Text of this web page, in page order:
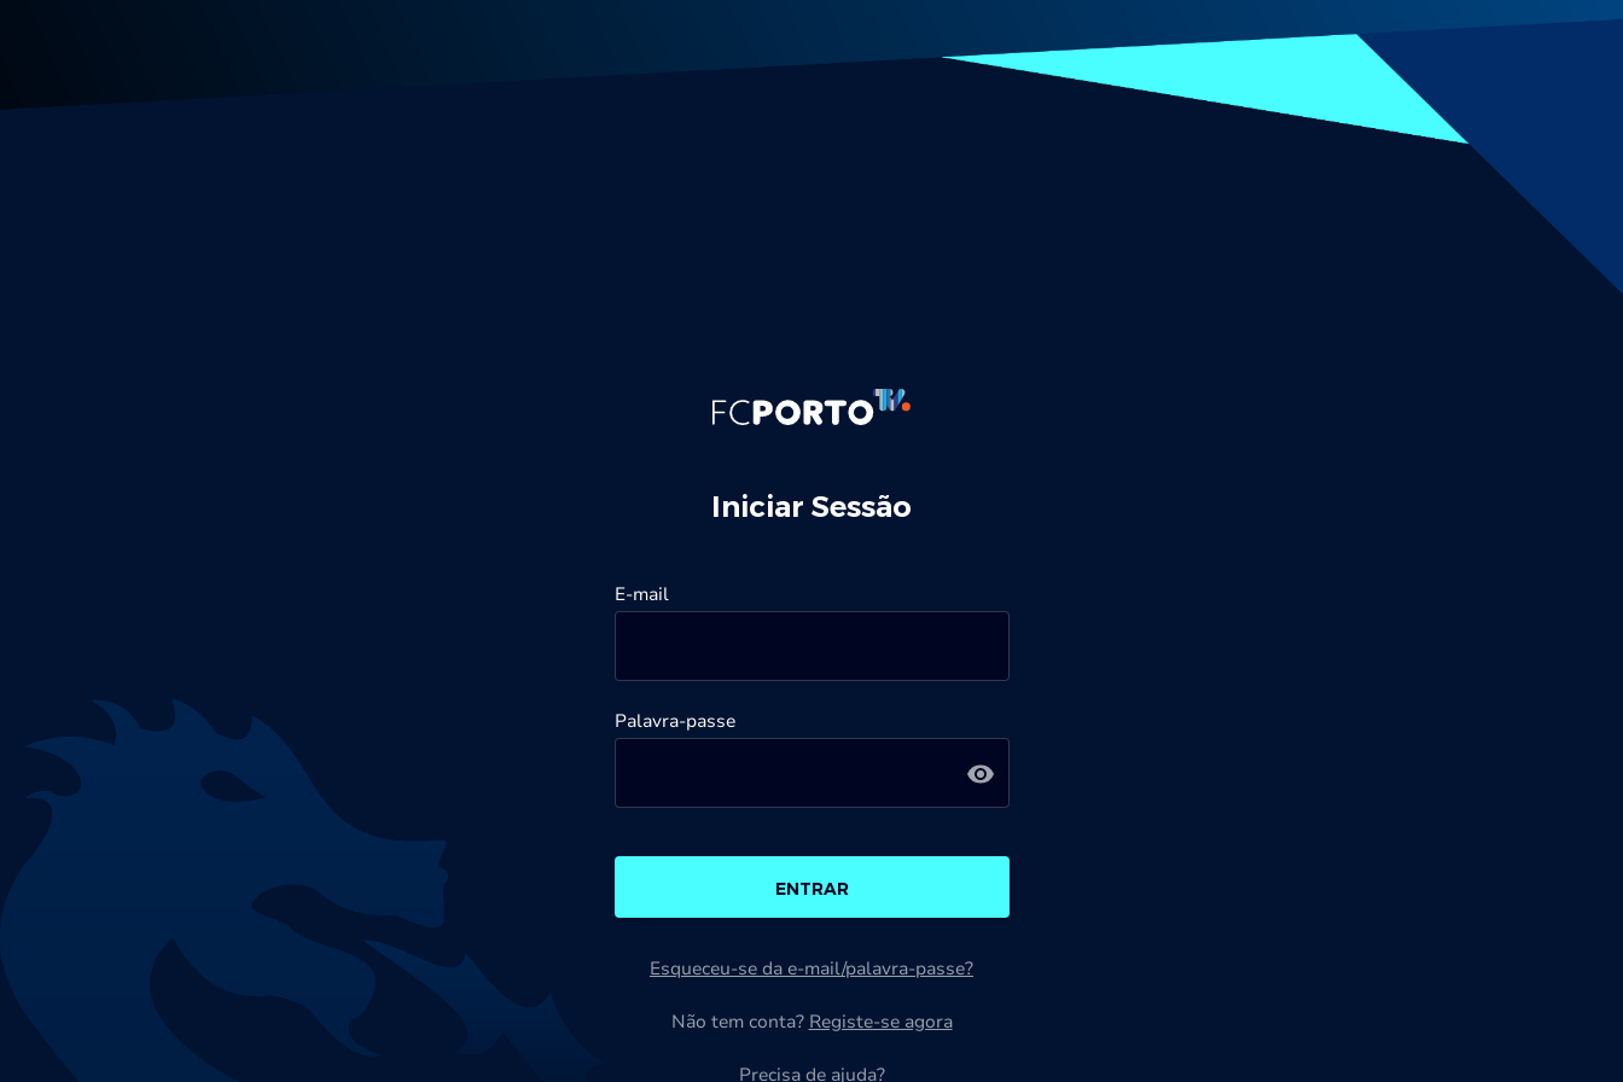
Iniciar Sessão
E-mail
Palavra-passe
ENTRAR
Esqueceu-se da e-mail/palavra-passe?
Não tem conta? Registe-se agora
Precisa de ajuda?